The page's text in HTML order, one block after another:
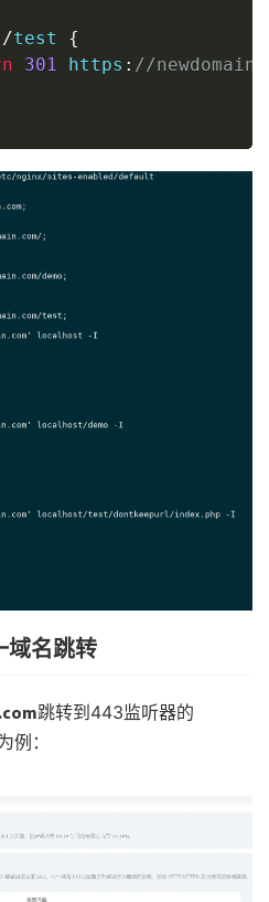
/test
{
301 https : //
域名跳转
跳转到443监听器的
例：